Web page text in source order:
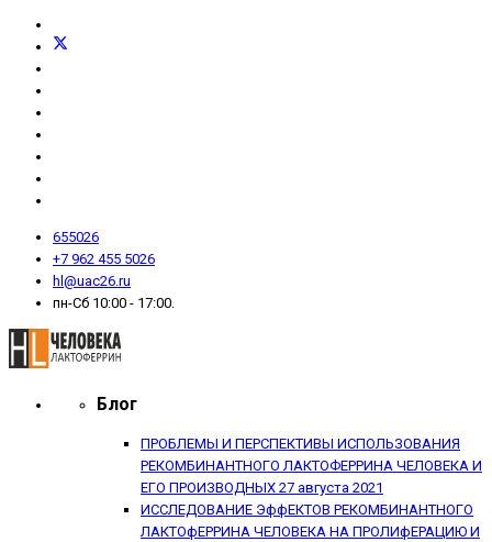
655026
+7 962 455 5026
hl@uac26.ru
пн-Сб 10:00 - 17:00.
Блог
ПРОБЛЕМЫ И ПЕРСПЕКТИВЫ ИСПОЛЬЗОВАНИЯ
РЕКОМБИНАНТНОГО ЛАКТОФЕРРИНА ЧЕЛОВЕКА И
ЕГО ПРОИЗВОДНЫХ 27 августа 2021
ИССЛЕДОВАНИЕ ЭффЕКТОВ РЕКОМБИНАНТНОГО
ЛАКТОфЕРРИНА ЧЕЛОВЕКА НА ПРОЛИфЕРАЦИЮ И